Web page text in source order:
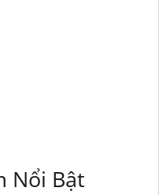
Nổi Bật